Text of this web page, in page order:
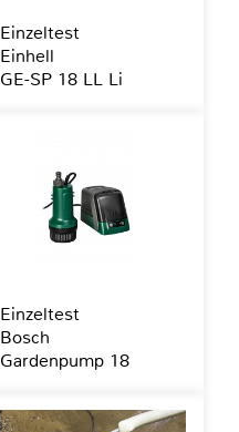
Einzeltest
Einhell
GE-SP 18 LL Li
Einzeltest
Bosch
Gardenpump 18